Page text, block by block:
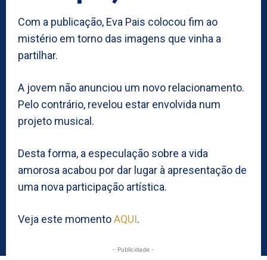
Com a publicação, Eva Pais colocou fim ao
mistério em torno das imagens que vinha a
partilhar.
A jovem não anunciou um novo relacionamento.
Pelo contrário, revelou estar envolvida num
projeto musical.
Desta forma, a especulação sobre a vida
amorosa acabou por dar lugar à apresentação de
uma nova participação artística.
Veja este momentoAQUI.
- Publicidade -